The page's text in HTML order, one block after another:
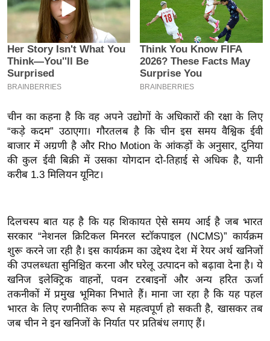
इ
म
ई
-
पे
प
मि
सा
ल
सा
ल
श
ख्सि
य
त
यं
चीन का कहना है कि वह अपने उद्योगों के अधिकारों की रक्षा के लिए
“कड़े कदम” उठाएगा। गौरतलब है कि चीन इस समय वैश्विक ईवी
बाजार में अग्रणी है और Rho Motion के आंकड़ों के अनुसार, दुनिया
की कुल ईवी बिक्री में उसका योगदान दो-तिहाई से अधिक है, यानी
करीब 1.3 मिलियन यूनिट।
दिलचस्प बात यह है कि यह शिकायत ऐसे समय आई है जब भारत
सरकार “नेशनल क्रिटिकल मिनरल स्टॉकपाइल (NCMS)” कार्यक्रम
शुरू करने जा रही है। इस कार्यक्रम का उद्देश्य देश में रेयर अर्थ खनिजों
की उपलब्धता सुनिश्चित करना और घरेलू उत्पादन को बढ़ावा देना है। ये
खनिज इलेक्ट्रिक वाहनों, पवन टरबाइनों और अन्य हरित ऊर्जा
तकनीकों में प्रमुख भूमिका निभाते हैं। माना जा रहा है कि यह पहल
भारत के लिए रणनीतिक रूप से महत्वपूर्ण हो सकती है, खासकर तब
जब चीन ने इन खनिजों के निर्यात पर प्रतिबंध लगाए हैं।